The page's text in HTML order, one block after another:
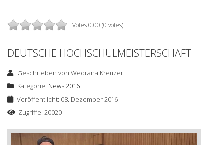
Votes 0.00 (0 votes)
DEUTSCHE HOCHSCHULMEISTERSCHAFT
Geschrieben vonWedrana Kreuzer
Kategorie: News 2016
Veröffentlicht: 08. Dezember 2016
Zugriffe: 20020